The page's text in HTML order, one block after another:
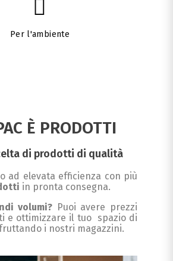
Per l'ambiente
È PRODOTTI
di prodotti di qualità
ad elevata efficienza con più
in pronta consegna.
volumi? Puoi avere prezzi
e ottimizzare il tuo spazio di
i nostri magazzini.